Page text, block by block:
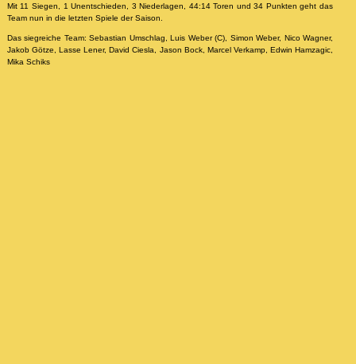
Mit 11 Siegen, 1 Unentschieden, 3 Niederlagen, 44:14 Toren und 34 Punkten geht das
Team nun in die letzten Spiele der Saison.
Das siegreiche Team: Sebastian Umschlag, Luis Weber (C), Simon Weber, Nico Wagner,
Jakob Götze, Lasse Lener, David Ciesla, Jason Bock, Marcel Verkamp, Edwin Hamzagic,
Mika Schiks